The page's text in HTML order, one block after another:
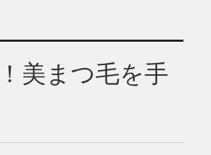
美まつ毛を手